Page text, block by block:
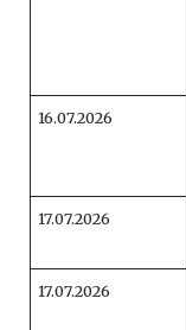
16.07.2026
17.07.2026
17.07.2026